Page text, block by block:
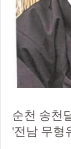
순천 송천
'전남 무형